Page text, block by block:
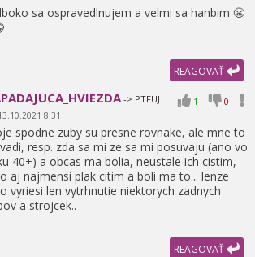
sa ospravedlnujem a velmi sa hanbim 😬
REAGOVAŤ
1 0
-> PTFUJ
8:31
spodne zuby su presne rovnake, ale mne to
resp. zda sa mi ze sa mi posuvaju (ano vo
40+) a obcas ma bolia, neustale ich cistim,
aj najmensi plak citim a boli ma to... lenze
vyriesi len vytrhnutie niektorych zadnych
a strojcek..
REAGOVAŤ